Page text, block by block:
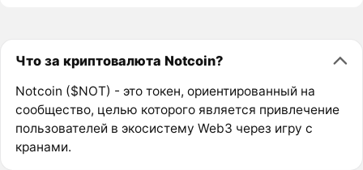
Что за криптовалюта Notcoin?
Notcoin ($NOT) - это токен, ориентированный на
сообщество, целью которого является привлечение
пользователей в экосистему Web3 через игру с
кранами.